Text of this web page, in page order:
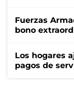
Fuerzas
bono
Los hogares
pagos de